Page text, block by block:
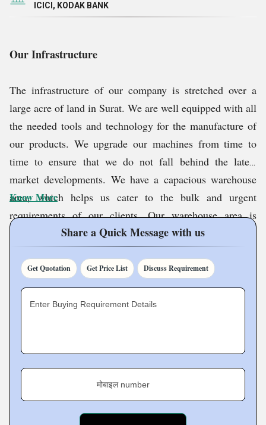
ICICI, KODAK BANK
Our Infrastructure
The infrastructure of our company is stretched over a
large acre of land in Surat. We are well equipped with all
the needed tools and technology for the manufacture of
our products. We upgrade our machines from time to
time to ensure that we do not fall behind the latest
market developments. We have a capacious warehouse
area, which helps us cater to the bulk and urgent
requirements of our clients. Our warehouse area is
systematically divided into various compartments for the
safe storage of our items; moreover, it also increases our
work productivity.
Know More
Share a Quick Message with us
Get Quotation Get Price List Discuss Requirement
Enter Buying Requirement Details
मोबाइल number